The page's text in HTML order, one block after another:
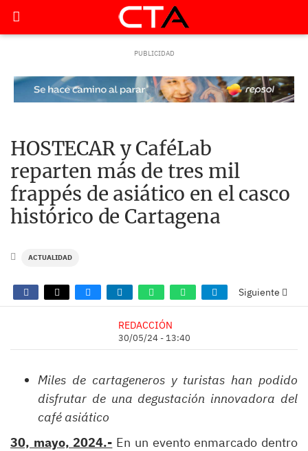
HOSTECAR y CaféLab
reparten más de tres mil
frappés de asiático en el casco
histórico de Cartagena
ACTUALIDAD
Siguiente
REDACCIÓN
30/05/24 - 13:40
Miles de cartageneros y turistas han podido
disfrutar de una degustación innovadora del
café asiático
30, mayo, 2024.- En un evento enmarcado dentro